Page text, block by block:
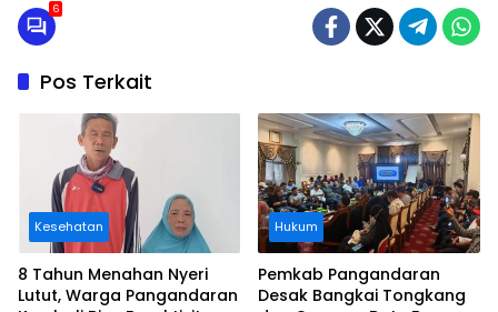
6
Pos Terkait
Kesehatan
8 Tahun Menahan Nyeri
Lutut, Warga Pangandaran
Hukum
Pemkab Pangandaran
Desak Bangkai Tongkang